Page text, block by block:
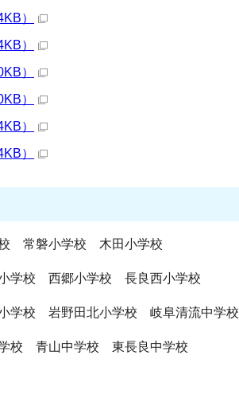
）
）
）
）
）
）
常磐小学校 木田小学校
学校 西郷小学校 長良西小学校
校 岩野田北小学校 岐阜清流中学校
校 青山中学校 東長良中学校